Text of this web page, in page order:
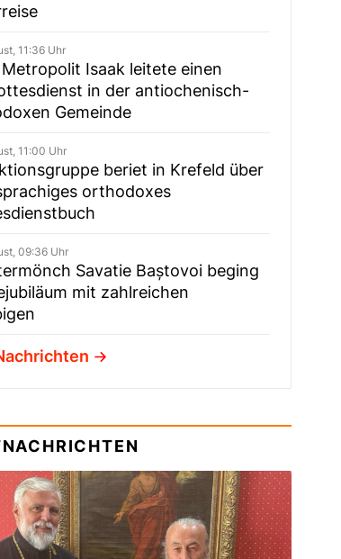
11:36 Uhr
Metropolit Isaak leitete einen
in der antiochenisch-
Gemeinde
11:00 Uhr
beriet in Krefeld über
orthodoxes
09:36 Uhr
Savatie Baștovoi beging
mit zahlreichen